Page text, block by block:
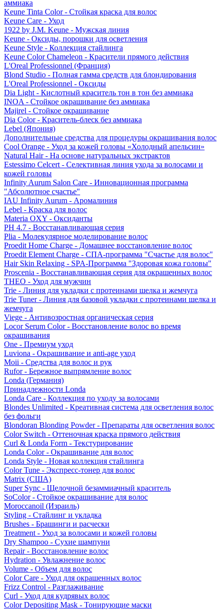
аммиака
Keune Tinta Color - Стойкая краска для волос
Keune Care - Уход
1922 by J.M. Keune - Мужская линия
Keune - Оксиды, порошки для осветления
Keune Style - Коллекция стайлинга
Keune Color Chameleon - Красители прямого действия
L'Oreal Professionnel (Франция)
Blond Studio - Полная гамма средств для блондирования
L'Oreal Professionnel - Оксиды
Dia Light - Кислотный краситель тон в тон без аммиака
INOA - Стойкое окрашивание без аммиака
Majirel - Стойкое окрашивание
Dia Color - Краситель-блеск без аммиака
Lebel (Япония)
Дополнительные средства для процедуры окрашивания волос
Cool Orange - Уход за кожей головы «Холодный апельсин»
Natural Hair - На основе натуральных экстрактов
Estessimo Celcert - Селективная линия ухода за волосами и
кожей головы
Infinity Aurum Salon Care - Инновационная программа
"Абсолютное счастье"
IAU Infinity Aurum - Аромалиния
Lebel - Краска для волос
Materia OXY - Оксиданты
PH 4.7 - Восстанавливающая серия
Plia - Молекулярное моделирование волос
Proedit Home Charge - Домашнее восстановление волос
Proedit Element Charge - СПА-программа "Счастье для волос"
Hair Skin Relaxing - SPA-Программа "Здоровая кожа головы"
Proscenia - Восстанавливающая серия для окрашенных волос
THEO - Уход для мужчин
Trie - Линия для укладки с протеинами шелка и жемчуга
Trie Tuner - Линия для базовой укладки с протеинами шелка и
жемчуга
Viege - Антивозростная органическая серия
Locor Serum Color - Восстановление волос во время
окрашивания
One - Премиум уход
Luviona - Окрашивание и anti-age уход
Moii - Средства для волос и рук
Rufor - Бережное выпрямление волос
Londa (Германия)
Принадлежности Londa
Londa Care - Коллекция по уходу за волосами
Blondes Unlimited - Креативная система для осветления волос
без фольги
Blondoran Blonding Powder - Препараты для осветления волос
Color Switch - Оттеночная краска прямого действия
Curl & Londa Form - Текстурирование
Londa Color - Окрашивание для волос
Londa Style - Новая коллекция стайлинга
Color Tune - Экспресс-тонер для волос
Matrix (США)
Super Sync - Щелочной безаммиачный краситель
SoColor - Стойкое окрашивание для волос
Moroccanoil (Израиль)
Styling - Стайлинг и укладка
Brushes - Брашинги и расчески
Treatment - Уход за волосами и кожей головы
Dry Shampoo - Сухие шампуни
Repair - Восстановление волос
Hydration - Увлажнение волос
Volume - Объем для волос
Color Care - Уход для окрашенных волос
Frizz Control - Разглаживание
Curl - Уход для кудрявых волос
Color Depositing Mask - Тонирующие маски